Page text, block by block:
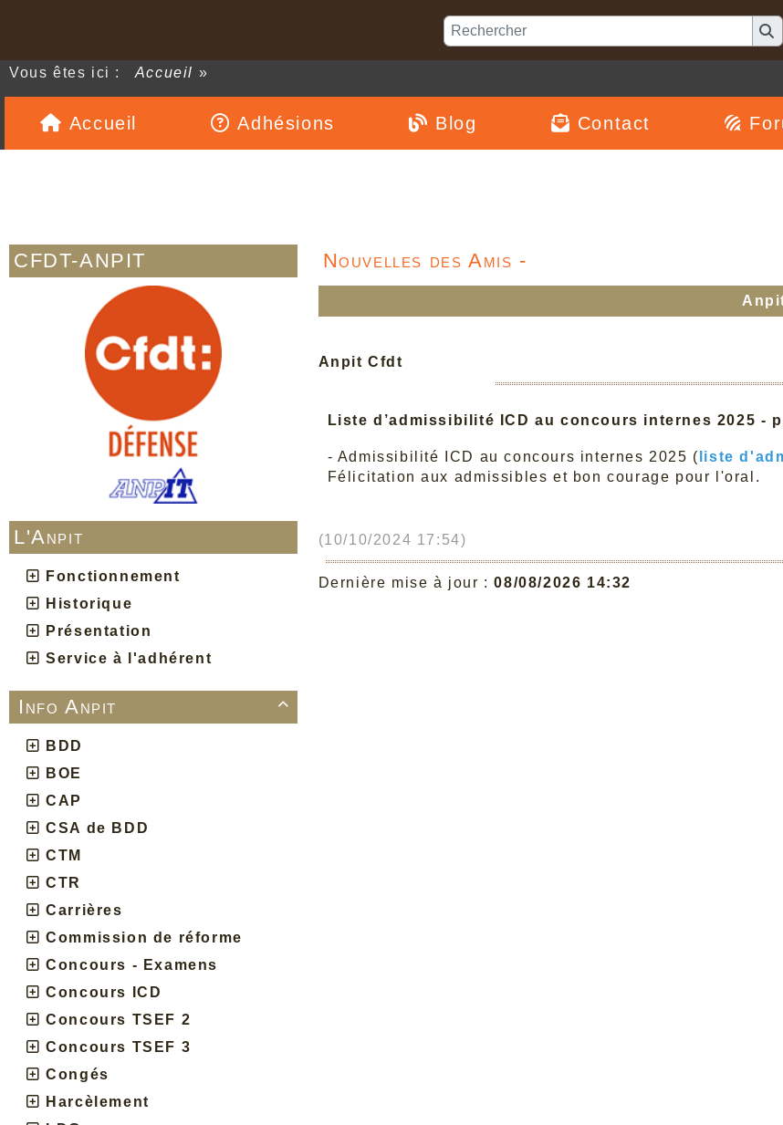
Vous êtes ici : Accueil »
Accueil Adhésions Blog Contact
CFDT-ANPIT
L'Anpit
Fonctionnement
Historique
Présentation
Service à l'adhérent

Info Anpit
BDD
BOE
CAP
CSA de BDD
CTM
CTR
Carrières
Commission de réforme
Concours - Examens
Concours ICD
Concours TSEF 2
Concours TSEF 3
Congés
Harcèlement
Nouvelles des Amis -
Anpit Cfdt
Liste d’admissibilité ICD au concours internes 2025 -
- Admissibilité ICD au concours internes 2025 ( liste
Félicitation aux admissibles et bon courage pour l'oral.
(10/10/2024 17:54)
Dernière mise à jour :08/08/2026 14:32